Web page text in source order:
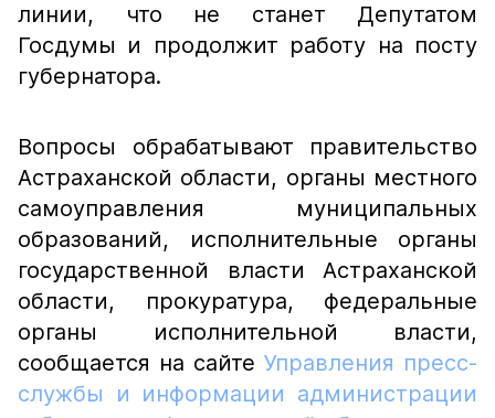
линии, что не станет Депутатом
Госдумы и продолжит работу на посту
губернатора.
Вопросы обрабатывают правительство
Астраханской области, органы местного
самоуправления муниципальных
образований, исполнительные органы
государственной власти Астраханской
области, прокуратура, федеральные
органы исполнительной власти,
сообщается на сайте Управления пресс-
службы и информации администрации